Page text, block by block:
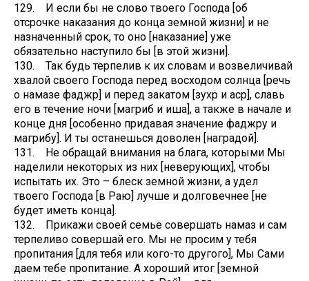
129. И если бы не слово твоего Господа [об
отсрочке наказания до конца земной жизни] и не
назначенный срок, то оно [наказание] уже
обязательно наступило бы [в этой жизни].
130. Так будь терпелив к их словам и возвеличивай
хвалой своего Господа перед восходом солнца [речь
о намазе фаджр] и перед закатом [зухр и аср], славь
его в течение ночи [магриб и иша], а также в начале и
конце дня [особенно придавая значение фаджру и
магрибу]. И ты останешься доволен [наградой].
131. Не обращай внимания на блага, которыми Мы
наделили некоторых из них [неверующих], чтобы
испытать их. Это – блеск земной жизни, а удел
твоего Господа [в Раю] лучше и долговечнее [не
будет иметь конца].
132. Прикажи своей семье совершать намаз и сам
терпеливо совершай его. Мы не просим у тебя
пропитания [для тебя или кого-то другого], Мы Сами
даем тебе пропитание. А хороший итог [земной